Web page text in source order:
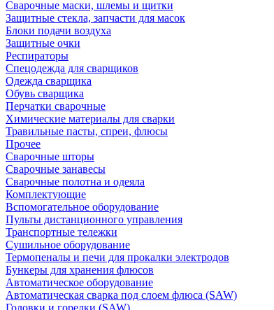
Сварочные маски, шлемы и щитки
Защитные стекла, запчасти для масок
Блоки подачи воздуха
Защитные очки
Респираторы
Спецодежда для сварщиков
Одежда сварщика
Обувь сварщика
Перчатки сварочные
Химические материалы для сварки
Травильные пасты, спреи, флюсы
Прочее
Сварочные шторы
Сварочные занавесы
Сварочные полотна и одеяла
Комплектующие
Вспомогательное оборудование
Пульты дистанционного управления
Транспортные тележки
Сушильное оборудование
Термопеналы и печи для прокалки электродов
Бункеры для хранения флюсов
Автоматическое оборудование
Автоматическая сварка под слоем флюса (SAW)
Головки и горелки (SAW)